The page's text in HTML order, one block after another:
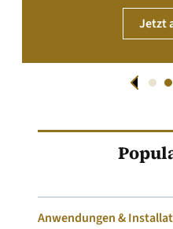
Jetzt
Anwendungen &